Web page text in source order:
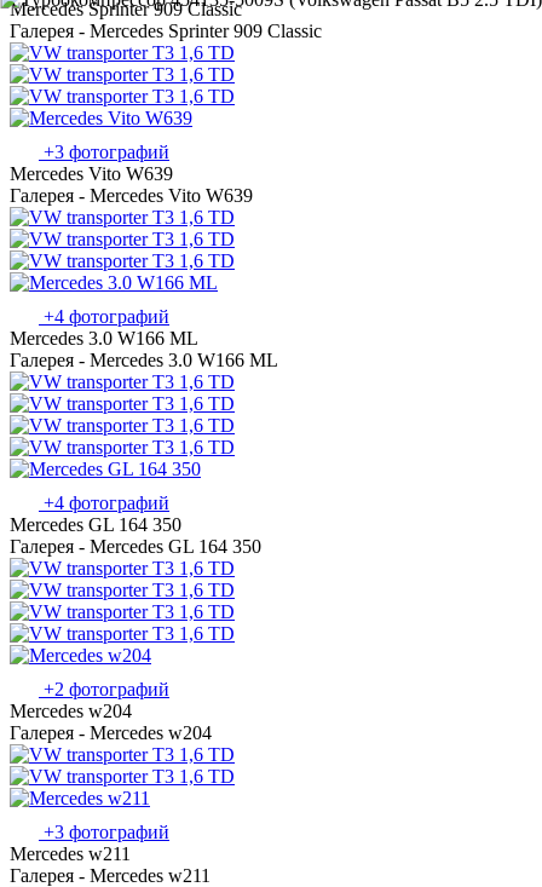
Mercedes Sprinter 909 Classic
Галерея - Mercedes Sprinter 909 Classic
+3 фотографий
Mercedes Vito W639
Галерея - Mercedes Vito W639
+4 фотографий
Mercedes 3.0 W166 ML
Галерея - Mercedes 3.0 W166 ML
+4 фотографий
Mercedes GL 164 350
Галерея - Mercedes GL 164 350
+2 фотографий
Mercedes w204
Галерея - Mercedes w204
+3 фотографий
Mercedes w211
Галерея - Mercedes w211